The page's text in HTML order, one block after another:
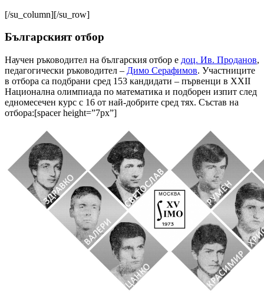
[/su_column][/su_row]
Българският отбор
Научен ръководител на българския отбор е доц. Ив. Проданов,
педагогически ръководител – Димо Серафимов. Участниците
в отбора са подбрани сред 153 кандидати – първенци в XXII
Национална олимпиада по математика и подборен изпит след
едномесечен курс с 16 от най-добрите сред тях. Състав на
отбора:[spacer height=”7px”]